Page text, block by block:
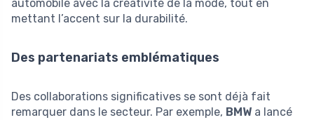
automobile avec la créativité de la mode, tout en
mettant l’accent sur la durabilité.
Des partenariats emblématiques
Des collaborations significatives se sont déjà fait
remarquer dans le secteur. Par exemple, BMW a lancé